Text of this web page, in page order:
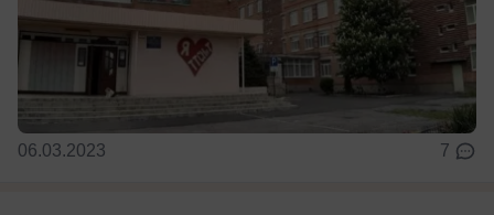
06.03.2023 7